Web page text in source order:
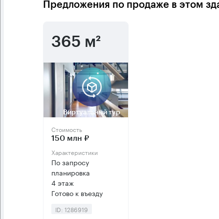
Предложения по продаже в этом
365 м²
Виртуальный тур
Стоимость
150 млн ₽
Характеристики
По запросу
планировка
4 этаж
Готово к въезду
ID: 1286919